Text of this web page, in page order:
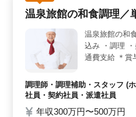
＞ 仕訳や記帳、決算書類作
ど税務会計業務を担当します
かし、これまでの知識やス
車通勤可＋安心待遇＞ 車通
より通勤負担を抑えられる
退職金共済など待遇も整っ
環境です。
温泉旅館の和食調理／
温泉旅館の和
込み ・調理
通費支給 ＊賞
験を存分に発
調理師・調理補助・スタッフ (
社員・契約社員・派遣社員
年収300万円〜500万円